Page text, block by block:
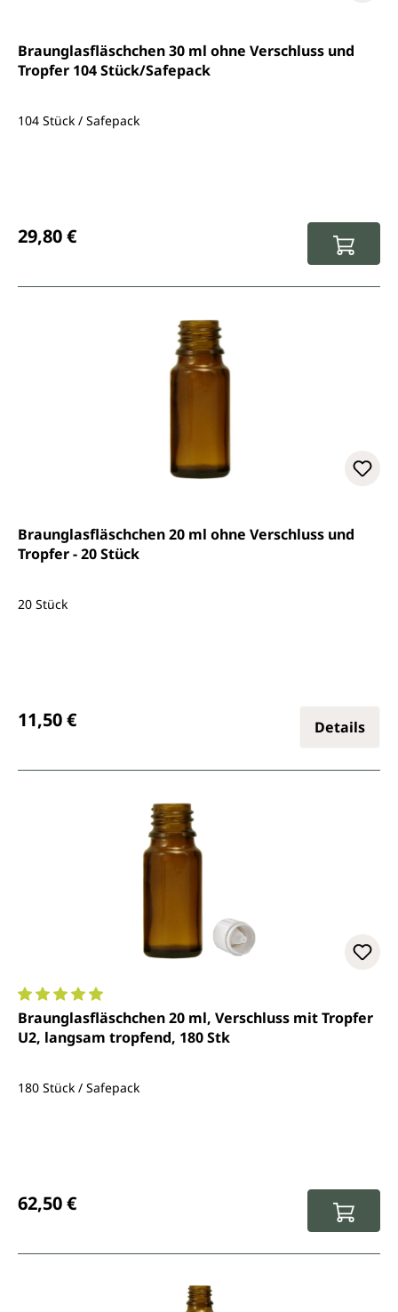
Braunglasfläschchen 30 ml ohne Verschluss und
Tropfer 104 Stück/Safepack
104 Stück / Safepack
29,80 €
Braunglasfläschchen 20 ml ohne Verschluss und
Tropfer - 20 Stück
20 Stück
11,50 € Details
Durchschnittliche Bewertung von 5 von 5 Sternen
Braunglasfläschchen 20 ml, Verschluss mit Tropfer
U2, langsam tropfend, 180 Stk
180 Stück / Safepack
62,50 €